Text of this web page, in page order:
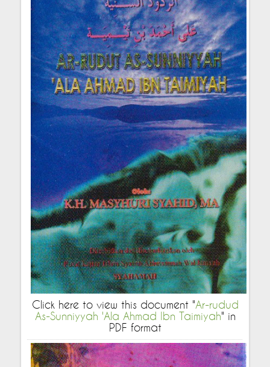
Click here to view this document "Ar-rudud
As-Sunniyyah 'Ala Ahmad Ibn Taimiyah" in
PDF format